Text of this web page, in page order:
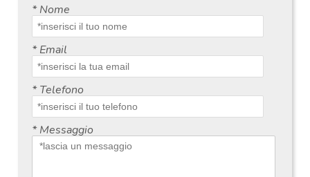
*Nome
*Email
*Telefono
*Messaggio